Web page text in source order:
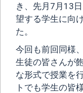
き、先月7月13
望する学生に向
た。
今回も前回同様、
生徒の皆さんが
な形式で授業を
トでも学生の皆